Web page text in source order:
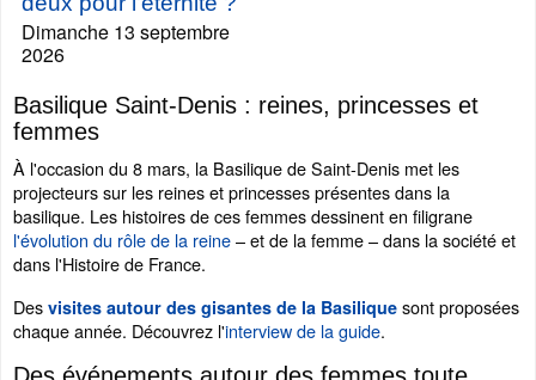
Dimanche 13 septembre
2026
Basilique Saint-Denis : reines, princesses et
femmes
À l'occasion du 8 mars, la Basilique de Saint-Denis met les
projecteurs sur les reines et princesses présentes dans la
basilique. Les histoires de ces femmes dessinent en filigrane
l'évolution du rôle de la reine– et de la femme – dans la société et
dans l'Histoire de France.
Des visites autour des gisantes de la Basilique sont proposées
chaque année. Découvrez l'interview de la guide.